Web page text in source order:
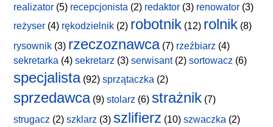
realizator (5) recepcjonista (2) redaktor (3) renowator (3)
reżyser (4) rękodzielnik (2) robotnik (12) rolnik (8)
rysownik (3) rzeczoznawca(7) rzeźbiarz (4)
sekretarka (4) sekretarz (3) serwisant(2) sortowacz (6)
specjalista(92) sprzątaczka (2)
sprzedawca(9) stolarz (6) strażnik (7)
strugacz (2) szklarz (3) szlifierz (10) szwaczka (2)